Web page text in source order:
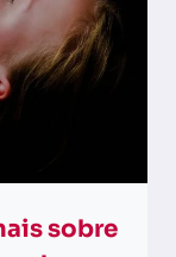
sobre